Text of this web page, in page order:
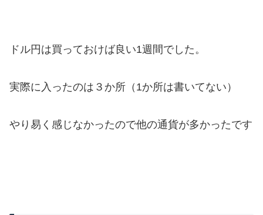
ドル円は買っておけば良い1週間でした。
実際に入ったのは３か所（1か所は書いてない）
やり易く感じなかったので他の通貨が多かったです